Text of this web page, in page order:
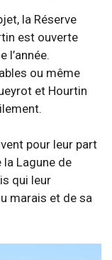
la Réserve
est ouverte
l’année.
ou même
et Hourtin
pour leur part
Lagune de
qui leur
marais et de sa